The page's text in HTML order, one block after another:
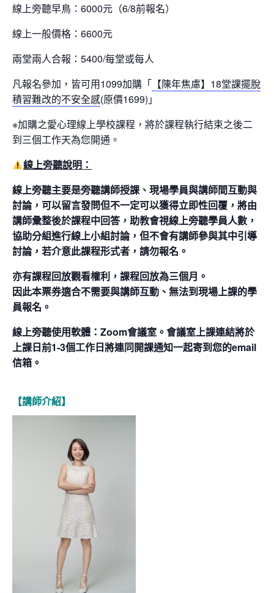
線上旁聽早鳥：6000元（6/8前報名）
線上一般價格：6600元
兩堂兩人合報：5400/每堂或每人
凡報名參加，皆可用1099加購「 【陳年焦慮】18堂課擺脫
積習難改的不安全感(原價1699)」
※加購之愛心理線上學校課程，將於課程執行結束之後二
到三個工作天為您開通。
線上旁聽說明：
線上旁聽主要是旁聽講師授課、現場學員與講師間互動與
討論，可以留言發問但不一定可以獲得立即性回覆，將由
講師彙整後於課程中回答，助教會視線上旁聽學員人數，
協助分組進行線上小組討論，但不會有講師參與其中引導
討論，若介意此課程形式者，請勿報名。
亦有課程回放觀看權利，課程回放為三個月。
因此本票券適合不需要與講師互動、無法到現場上課的學
員報名。
線上旁聽使用軟體：Zoom會議室。會議室上課連結將於
上課日前1-3個工作日將連同開課通知一起寄到您的email
信箱。
【講師介紹】